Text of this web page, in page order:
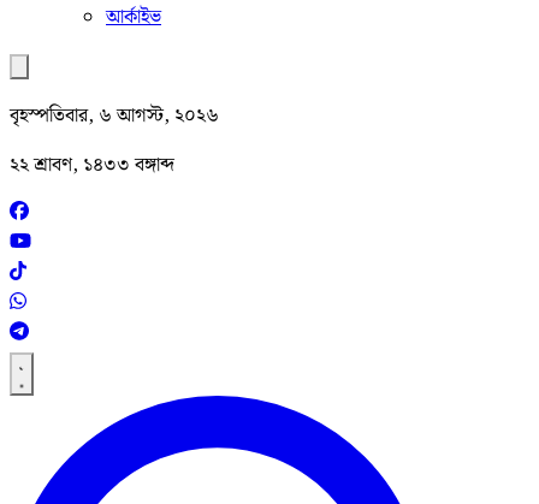
আর্কাইভ
বৃহস্পতিবার, ৬ আগস্ট, ২০২৬
২২ শ্রাবণ, ১৪৩৩ বঙ্গাব্দ